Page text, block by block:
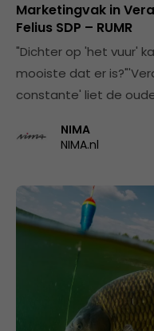
Marketingvak in
Felius SDP – RUMR
"Dichter op 'het vuur'
mooiste dat er
constante' liet de
NIMA
NIMA.nl